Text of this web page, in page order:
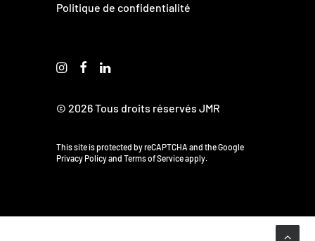
Politique de confidentialité
© 2026 Tous droits réservés JMR
This site is protected by reCAPTCHA and the Google
Privacy Policyand Terms of Serviceapply.